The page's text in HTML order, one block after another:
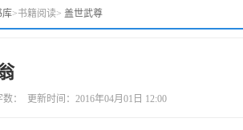
库>书籍阅读> 盖世武尊
： 更新时间：2016年04月01日 12:00